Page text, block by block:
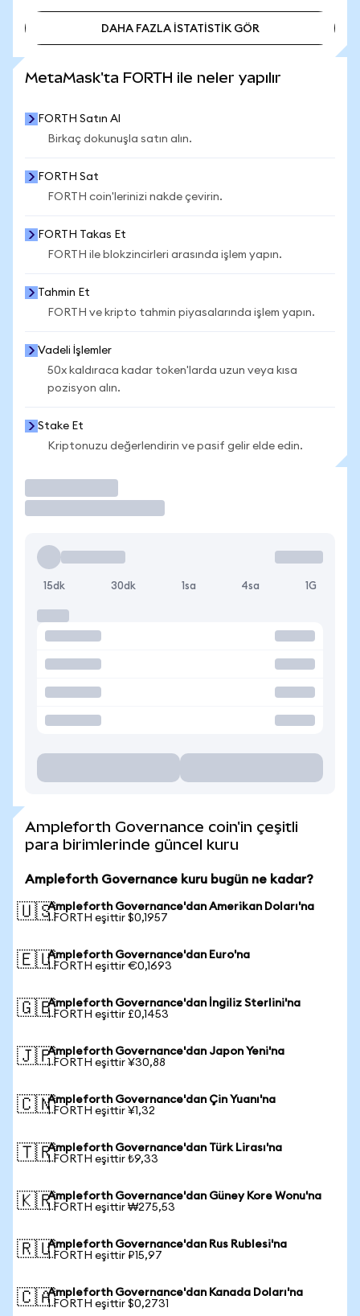
DAHA FAZLA İSTATİSTİK GÖR
MetaMask'ta FORTH ile neler yapılır
FORTH Satın Al
Birkaç dokunuşla satın alın.
FORTH Sat
FORTH coin'lerinizi nakde çevirin.
FORTH Takas Et
FORTH ile blokzincirleri arasında işlem yapın.
Tahmin Et
FORTH ve kripto tahmin piyasalarında işlem yapın.
Vadeli İşlemler
50x kaldıraca kadar token'larda uzun veya kısa
pozisyon alın.
Stake Et
Kriptonuzu değerlendirin ve pasif gelir elde edin.
15dk 30dk 1sa 4sa 1G
Ampleforth Governance coin'in çeşitli
para birimlerinde güncel kuru
Ampleforth Governance kuru bugün ne kadar?
🇺🇸Ampleforth Governance'dan Amerikan Doları'na
1 FORTH eşittir $0,1957
🇪🇺Ampleforth Governance'dan Euro'na
1 FORTH eşittir €0,1693
🇬🇧Ampleforth Governance'dan İngiliz Sterlini'na
1 FORTH eşittir £0,1453
🇯🇵Ampleforth Governance'dan Japon Yeni'na
1 FORTH eşittir ¥30,88
🇨🇳Ampleforth Governance'dan Çin Yuanı'na
1 FORTH eşittir ¥1,32
🇹🇷Ampleforth Governance'dan Türk Lirası'na
1 FORTH eşittir ₺9,33
🇰🇷Ampleforth Governance'dan Güney Kore Wonu'na
1 FORTH eşittir ₩275,53
🇷🇺Ampleforth Governance'dan Rus Rublesi'na
1 FORTH eşittir ₽15,97
🇨🇦Ampleforth Governance'dan Kanada Doları'na
1 FORTH eşittir $0,2731